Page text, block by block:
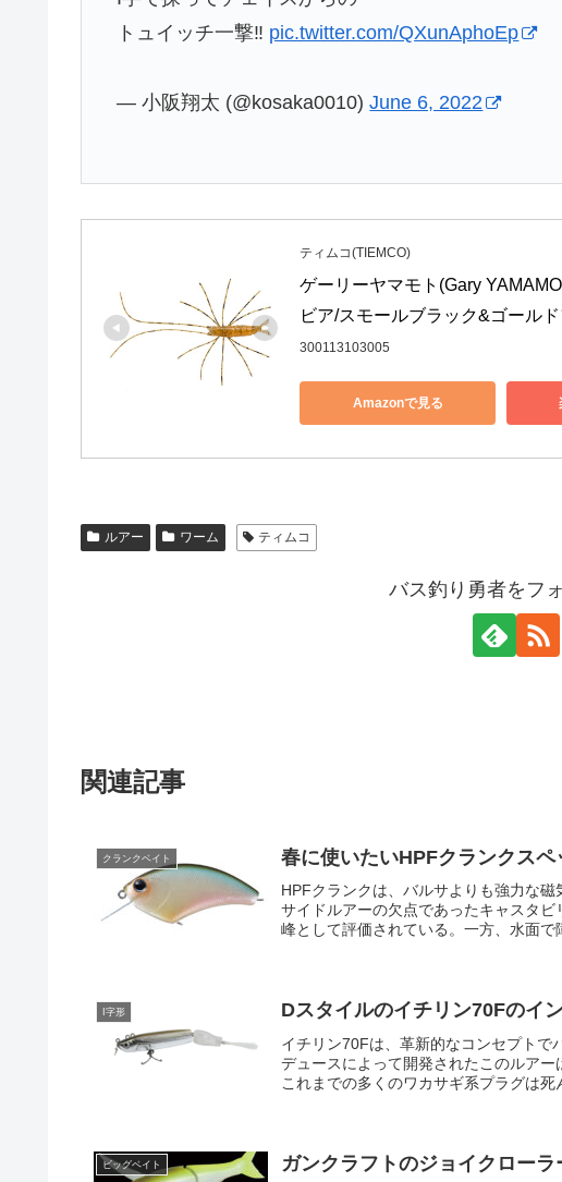
トュイッチ一撃‼️ pic.twitter.com/QXunAphoEp
— 小阪翔太 (@kosaka0010)June 6, 2022
ティムコ(TIEMCO)
ゲーリーヤマモト(Gary
ビア/スモールブラック&ゴール
300113103005
Amazonで見る
ルアー ワーム ティムコ
バス釣り勇者をフ
関連記事
クランクベイト 春に使いたいHPFクランクスペ
HPFクランクは、バルサよりも強力な
サイドルアーの欠点であったキャスタ
峰として評価されている。一方、水面で
I字形 Dスタイルのイチリン70Fのイ
イチリン70Fは、革新的なコンセプトで
デュースによって開発されたこのルアー
これまでの多くのワカサギ系プラグは死
ビッグベイト ガンクラフトのジョイクロー